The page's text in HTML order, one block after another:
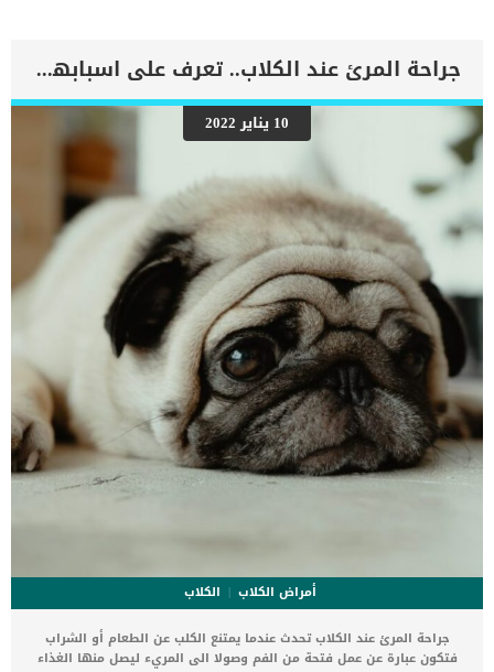
الصدر بشكل أساسي لفحص الآفات داخل الصدر وإجراء بعض العمليات
الجراحية مثل ازالة بعض التكتلات البسيطة واخذ عينات من الأنسجة. عادة
ما يتم اللجوء الى المنظار الداخلي لصدر الكلب عندما تفشل جميع
الفحوصات التقليدية فى الكشف عن تفاصيل الإصابة. نتائج المنظار الداخلي
فورية وتجعل الطبيب يكتشف أكبر كم ممكن من المعلومات حول إصابة
الكلب. يتطلب تنظير الصدر عند الكلاب بعض الأدوات الخاصة التى يجب ان
تتوافر فى العيادة البيطرية المعالجة لكلبك. كما ان المنظار الداخلي لصدر
الكلاب يستغرق وقتا أقل فى الاجراءات والتعافي ويسبب ألم وانزعاج أقل
من الجراحة. إجراءات منظار الصدر عند الكلاب سيضع الطبيب البيطرى […]
جراحة المرئ عند الكلاب.. تعرف على اسبابها ومدى نجاحها
10 يناير 2022
أمراض الكلاب
الكلاب
جراحة المرئ عند الكلاب تحدث عندما يمتنع الكلب عن الطعام أو الشراب
فتكون عبارة عن عمل فتحة من الفم وصولا الى المريء ليصل منها الغذاء